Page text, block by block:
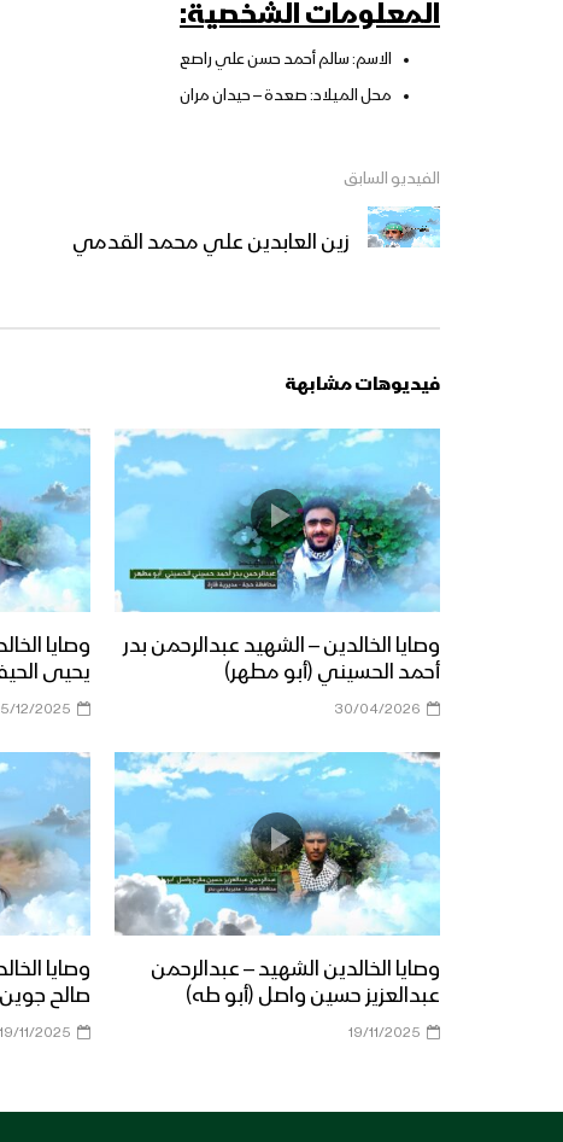
المعلومات الشخصية:
الاسم: سالم أحمد حسن علي راصع
محل الميلاد: صعدة – حيدان مران
الفيديو السابق
زين العابدين علي محمد القدمي
فيديوهات مشابهة
وصايا الخالدين – الشهيد عبدالرحمن بدر
أحمد الحسيني (أبو مطهر)
30/04/2026
وصايا
يحيى
12/2025
وصايا الخالدين الشهيد – عبدالرحمن
عبدالعزيز حسين واصل (أبو طه)
19/11/2025
وصايا
صالح جوين
19/11/2025